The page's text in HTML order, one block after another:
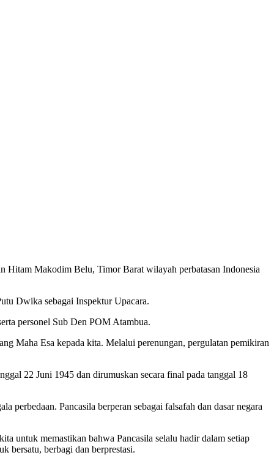
Hitam Makodim Belu, Timor Barat wilayah perbatasan Indonesia
Dwika sebagai Inspektur Upacara.
personel Sub Den POM Atambua.
Maha Esa kepada kita. Melalui perenungan, pergulatan pemikiran
22 Juni 1945 dan dirumuskan secara final pada tanggal 18
perbedaan. Pancasila berperan sebagai falsafah dan dasar negara
untuk memastikan bahwa Pancasila selalu hadir dalam setiap
bersatu, berbagi dan berprestasi.